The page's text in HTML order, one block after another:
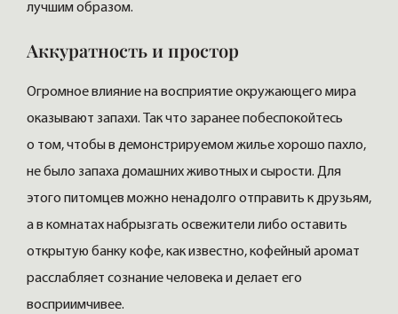
лучшим образом.
Аккуратность и простор
Огромное влияние на восприятие окружающего мира
оказывают запахи. Так что заранее побеспокойтесь
о том, чтобы в демонстрируемом жилье хорошо пахло,
не было запаха домашних животных и сырости. Для
этого питомцев можно ненадолго отправить к друзьям,
а в комнатах набрызгать освежители либо оставить
открытую банку кофе, как известно, кофейный аромат
расслабляет сознание человека и делает его
восприимчивее.